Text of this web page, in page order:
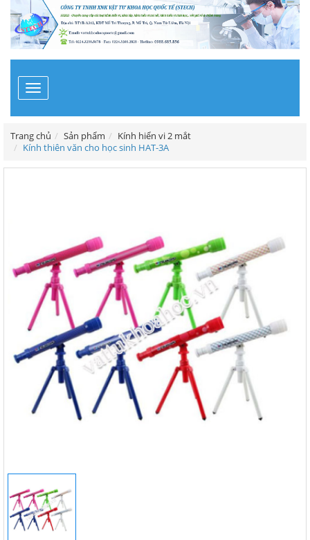
Toggle
navigation
Trang chủ Sản phẩm
Kính hiển vi 2 mắt
Kính thiên văn cho học sinh HAT-3A